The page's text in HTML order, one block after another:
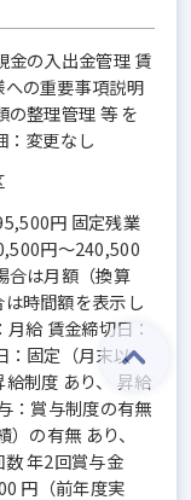
金の入出金管理 賃
の重要事項説明
の整理管理 等 を
：変更なし
円 固定残業
円～240,500
合は月額（換算
時間額を表示し
給 賃金締切日：
：固定（月末以
制度 あり、 昇給
：賞与制度の有無
の有無 あり、
年2回賞与金
円（前年度実